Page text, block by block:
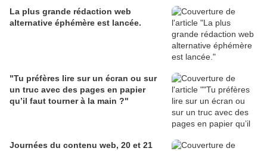
La plus grande rédaction web
alternative éphémère est lancée.
"Tu préfères lire sur un écran ou sur
un truc avec des pages en papier
qu’il faut tourner à la main ?"
Journées du contenu web, 20 et 21